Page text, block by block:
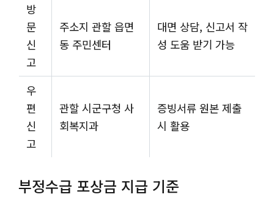
방
문
신
고
주소지 관할 읍면
동 주민센터
대면 상담, 신고서 작
성 도움 받기 가능
우
편
신
고
관할 시군구청 사
회복지과
증빙서류 원본 제출
시 활용
부정수급 포상금 지급 기준